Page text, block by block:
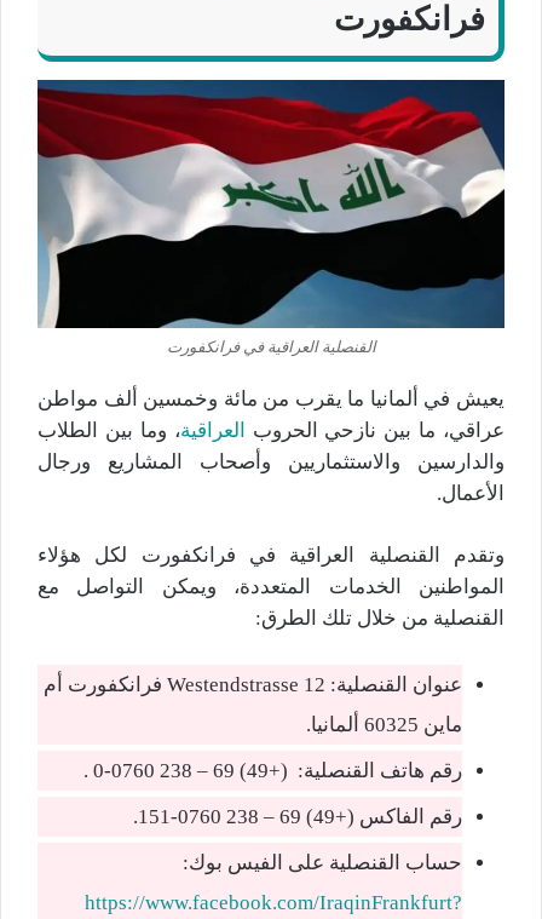
فرانكفورت
القنصلية العراقية في فرانكفورت
يعيش في ألمانيا ما يقرب من مائة وخمسين ألف مواطن
عراقي، ما بين نازحي الحروب
العراقية، وما بين الطلاب
والدارسين والاستثماريين وأصحاب المشاريع ورجال
الأعمال.
وتقدم القنصلية العراقية في فرانكفورت لكل هؤلاء
المواطنين الخدمات المتعددة، ويمكن التواصل مع
القنصلية من خلال تلك الطرق:
عنوان القنصلية: Westendstrasse 12 فرانكفورت أم
ماين 60325 ألمانيا.
رقم هاتف القنصلية: (+49) 69 – 238 0760-0 .
رقم الفاكس (+49) 69 – 238 0760-151.
حساب القنصلية على الفيس بوك:
https://www.facebook.com/IraqinFrankfurt?